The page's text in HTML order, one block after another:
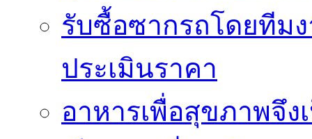
รับซื้อซากรถโดยทีม
ประเมินราคา
อาหารเพื่อสุขภาพจึ